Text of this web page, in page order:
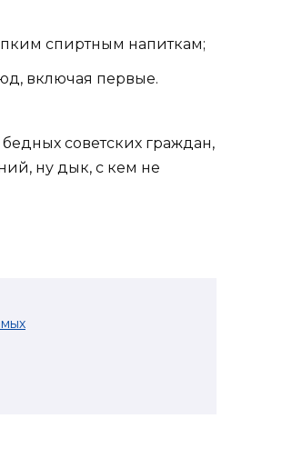
спиртным напиткам;
включая первые.
советских граждан,
ну дык, с кем не